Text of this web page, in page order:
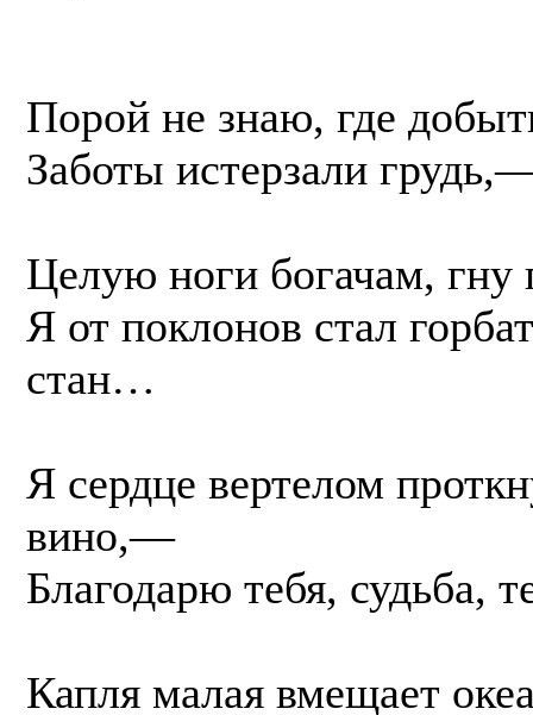
Порой не знаю, где
Заботы истерзали
Целую ноги богачам, гну
Я от поклонов стал
стан…
Я сердце вертелом
вино,—
Благодарю тебя, судьба,
Капля малая вмещает